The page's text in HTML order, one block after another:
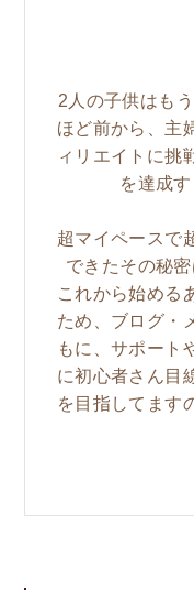
2人の子供はも
ほど前から、主
ィリエイトに挑
を達成
超マイペースで
できたその秘
これから始める
ため、ブログ・
もに、サポート
に初心者さん目
を目指してます